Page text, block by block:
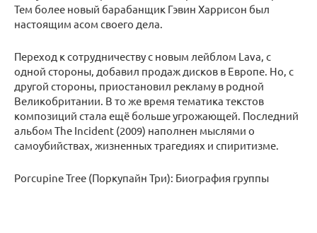
Тем более новый барабанщик Гэвин Харрисон был
настоящим асом своего дела.
Переход к сотрудничеству с новым лейблом Lava, с
одной стороны, добавил продаж дисков в Европе. Но, с
другой стороны, приостановил рекламу в родной
Великобритании. В то же время тематика текстов
композиций стала ещё больше угрожающей. Последний
альбом The Incident (2009) наполнен мыслями о
самоубийствах, жизненных трагедиях и спиритизме.
Porcupine Tree (Поркупайн Три): Биография группы